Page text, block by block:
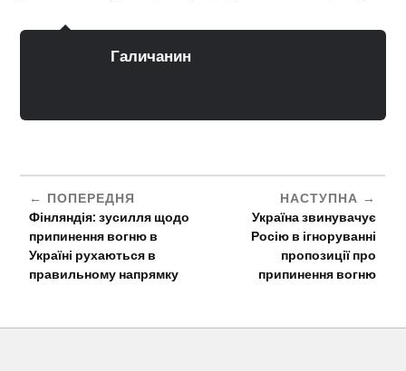
Галичанин
ПОПЕРЕДНЯ
Фінляндія: зусилля щодо
припинення вогню в
Україні рухаються в
правильному напрямку
НАСТУПНА
Україна звинувачує
Росію в ігноруванні
пропозиції про
припинення вогню